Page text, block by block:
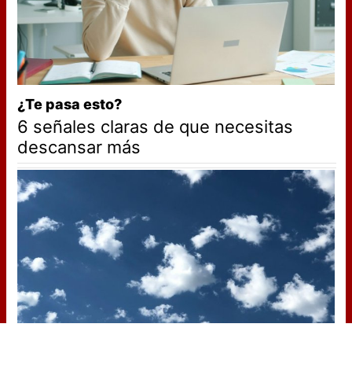
¿Te pasa esto?
6 señales claras de que necesitas
descansar más